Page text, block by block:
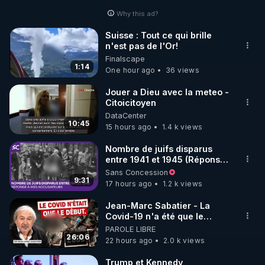
🌱 INSTAGRAM
https://www.instagram.com/rdlr_thierrycasasnovas/
http://rgnr.li/instagram
🌱 LA NEWSLETTER
Pour ne pas rater l’actualité RGNR (stages,
http://rgnr.li/news
🌱 VIDÉOS NON CENSURÉES SUR ODYSEE
Toutes les vidéos Youtube sont aussi sur la
http://rgnr.li/odysee
🌱 LES STAGES EN PRÉSENTIEL
Why this ad?
1:14
Suisse : Tout ce qui brille
n'est pas de l'Or!
Finalscape
One hour ago
36 views
10:45
Jouer a Dieu avec la meteo -
Citoicitoyen
DataCenter
15 hours ago
1.4 k views
9:31
Nombre de juifs disparus
entre 1941 et 1945 (Réponse
à mes accusateurs)
Sans Concession
17 hours ago
1.2 k views
26:06
Jean-Marc Sabatier - La
Covid-19 n'a été que le
début - L'ARNm & l'ARNm-aa
jusqu où auront-t-il ?
PAROLE LIBRE
22 hours ago
2.0 k views
Trump et Kennedy